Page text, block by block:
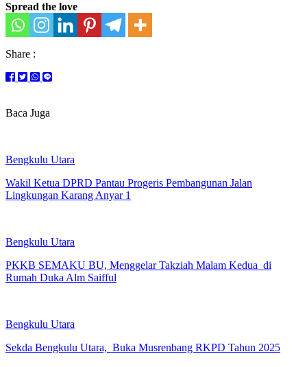
Spread the love
Share :
Baca Juga
Bengkulu Utara
Wakil Ketua DPRD Pantau Progeris Pembangunan Jalan
Lingkungan Karang Anyar 1
Bengkulu Utara
PKKB SEMAKU BU, Menggelar Takziah Malam Kedua di
Rumah Duka Alm Saifful
Bengkulu Utara
Sekda Bengkulu Utara, Buka Musrenbang RKPD Tahun 2025